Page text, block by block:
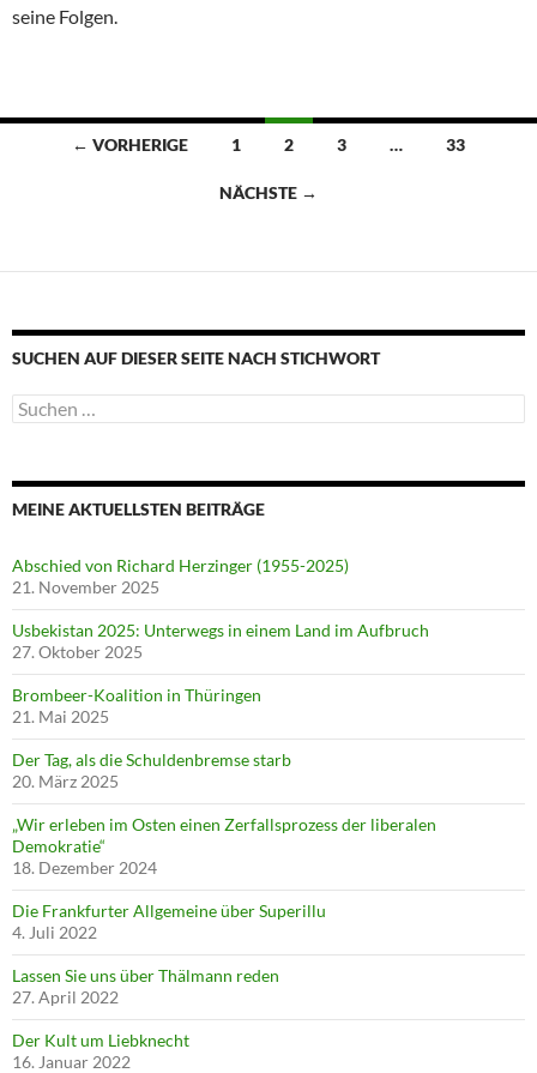
seine Folgen.
Beitragsnavigation
← VORHERIGE 1 2 3 … 33
NÄCHSTE →
SUCHEN AUF DIESER SEITE NACH STICHWORT
Suche
nach:
MEINE AKTUELLSTEN BEITRÄGE
Abschied von Richard Herzinger (1955-2025)
21. November 2025
Usbekistan 2025: Unterwegs in einem Land im Aufbruch
27. Oktober 2025
Brombeer-Koalition in Thüringen
21. Mai 2025
Der Tag, als die Schuldenbremse starb
20. März 2025
„Wir erleben im Osten einen Zerfallsprozess der liberalen
Demokratie“
18. Dezember 2024
Die Frankfurter Allgemeine über Superillu
4. Juli 2022
Lassen Sie uns über Thälmann reden
27. April 2022
Der Kult um Liebknecht
16. Januar 2022